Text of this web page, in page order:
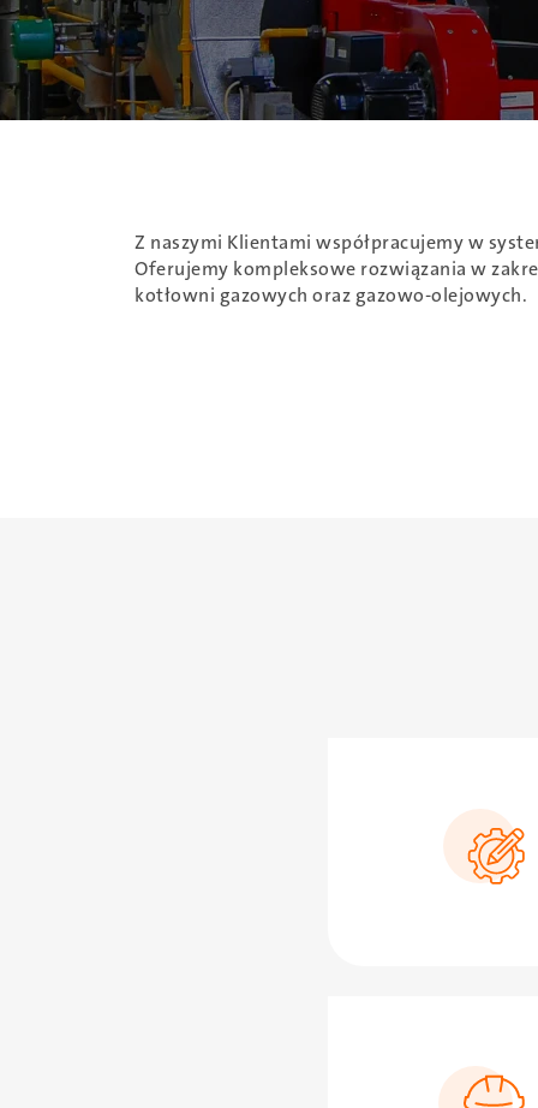
Z naszymi Klientami współpracujemy w
Oferujemy kompleksowe rozwiązania w
kotłowni gazowych oraz gazowo-olejowych.
SVG
SVG